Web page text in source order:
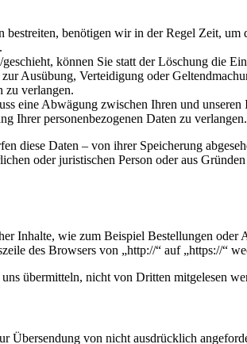
benötigen wir in der Regel Zeit,
können Sie statt der Löschung die
Ausübung, Verteidigung oder
zu verlangen.
eine Abwägung zwischen Ihren und
Ihrer personenbezogenen Daten zu verlangen.
diese Daten – von ihrer Speicherung
oder juristischen Person oder aus
Inhalte, wie zum Beispiel Bestellungen
des Browsers von „http://“ auf „https://“
übermitteln, nicht von Dritten mitgelesen
von nicht ausdrücklich